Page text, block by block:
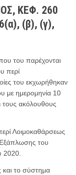
ΚΕΦ. 260
(β), (γ),
του παρέχονται
περί
του εκχωρήθηκαν
με ημερομηνία 10
τους ακόλουθους
Λοιμοκαθάρσεως
του
2020.
και το σύστημα